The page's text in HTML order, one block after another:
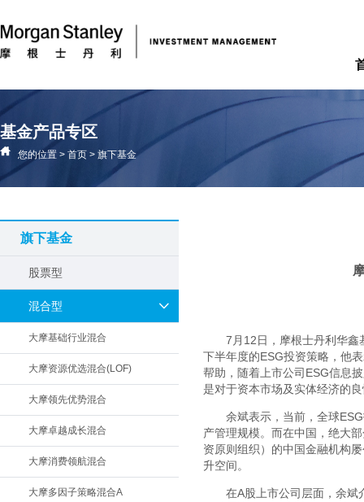
基金产品专区
您的位置 > 首页 > 旗下基金
旗下基金
股票型
混合型
大摩基础行业混合
大摩资源优选混合(LOF)
大摩领先优势混合
大摩卓越成长混合
大摩消费领航混合
大摩多因子策略混合A
7月12日，摩根士丹利华鑫
下半年度的ESG投资策略，他
帮助，随着上市公司ESG信息
是对于资本市场及实体经济的
余斌表示，当前，全球
产管理规模。而在中国，绝大
资原则组织）的中国金融机构
升空间。
在A股上市公司层面，余